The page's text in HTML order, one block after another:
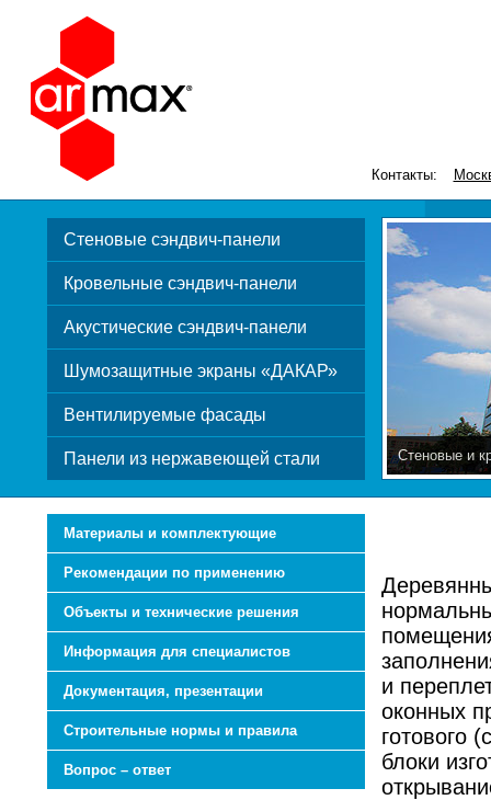
Контакты:
Стеновые сэндвич-панели
Кровельные сэндвич-панели
Акустические сэндвич-панели
Шумозащитные экраны «ДАКАР»
Вентилируемые фасады
Панели из нержавеющей стали Стеновые и
Материалы и комплектующие
Рекомендации по применению
Объекты и технические решения
Информация для специалистов
Документация, презентации
Строительные нормы и правила
Вопрос – ответ
и
оконных
готового
блоки